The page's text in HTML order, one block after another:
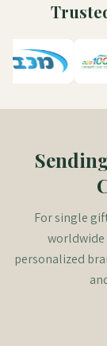
For single
worldwide
personalized